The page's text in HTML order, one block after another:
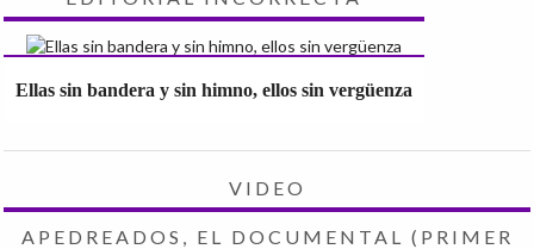
Ellas sin bandera y sin himno, ellos sin vergüenza
VIDEO
APEDREADOS, EL DOCUMENTAL (PRIMER